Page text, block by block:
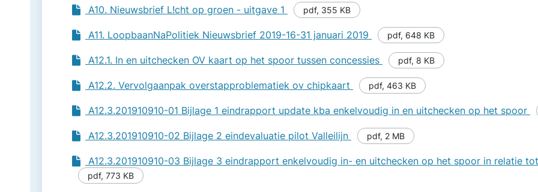
A10. Nieuwsbrief L!cht op groen - uitgave 1 pdf, 355 KB
A11. LoopbaanNaPolitiek Nieuwsbrief 2019-16-31 januari 2019 pdf, 648 KB
A12.1. In en uitchecken OV kaart op het spoor tussen concessies pdf, 8 KB
A12.2. Vervolgaanpak overstapproblematiek ov chipkaart pdf, 463 KB
A12.3.201910910-01 Bijlage 1 eindrapport update kba enkelvoudig in en uitchecken op het spoor
A12.3.201910910-02 Bijlage 2 eindevaluatie pilot Valleilijn pdf, 2 MB
A12.3.201910910-03 Bijlage 3 eindrapport enkelvoudig in- en uitchecken op het spoor in relatie
pdf, 773 KB